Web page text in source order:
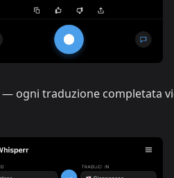
— ogni traduzione completata